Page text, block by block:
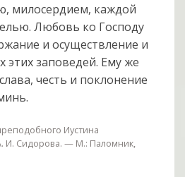
милосердием, каждой
Любовь ко Господу
и осуществление и
этих заповедей. Ему же
честь и поклонение
Иустина
И. Сидорова. — М.: Паломник,